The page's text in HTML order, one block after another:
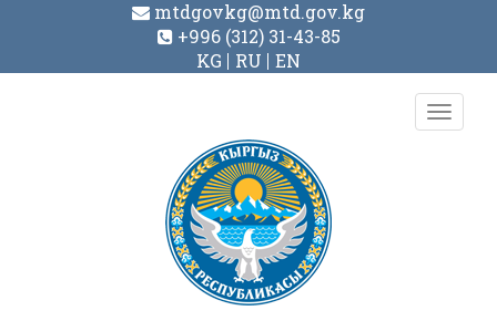
mtdgovkg@mtd.gov.kg
+996 (312) 31-43-85
KG
RU EN
Toggle